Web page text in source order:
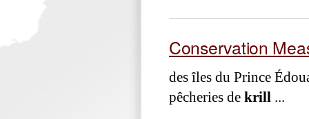
Conservation
des îles du Prince
pêcheries de krill ...